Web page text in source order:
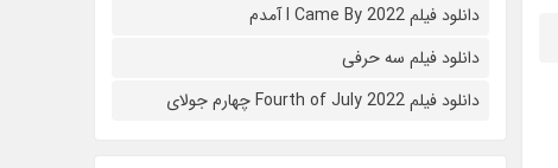
دانلود فیلم I Came By 2022 آمدم
دانلود فیلم سه حرفی
دانلود فیلم Fourth of July 2022 چهارم جولای